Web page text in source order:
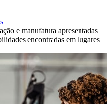
e manufatura apresentadas
encontradas em lugares